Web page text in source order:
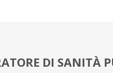
DI SANITÀ